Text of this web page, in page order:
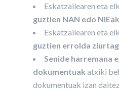
Eskatzailearen eta
guztien NAN edo NIEak
Eskatzailearen eta
guztien errolda
Senide harremana
dokumentuak atxiki
dokumentuak izan